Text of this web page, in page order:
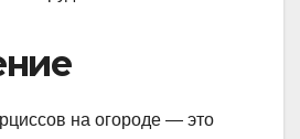
на огороде — это